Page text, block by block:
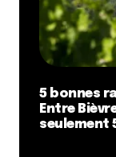
5 bonnes
Entre
seulement